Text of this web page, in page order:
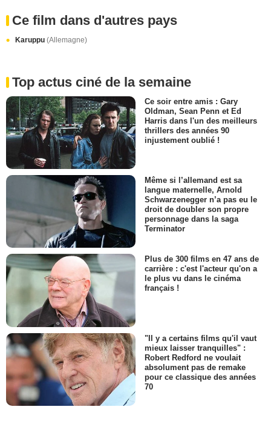
Ce film dans d'autres pays
Karuppu (Allemagne)
Top actus ciné de la semaine
Ce soir entre amis : Gary
Oldman, Sean Penn et Ed
Harris dans l'un des meilleurs
thrillers des années 90
injustement oublié !
Même si l’allemand est sa
langue maternelle, Arnold
Schwarzenegger n’a pas eu le
droit de doubler son propre
personnage dans la saga
Terminator
Plus de 300 films en 47 ans de
carrière : c'est l'acteur qu'on a
le plus vu dans le cinéma
français !
"Il y a certains films qu'il vaut
mieux laisser tranquilles" :
Robert Redford ne voulait
absolument pas de remake
pour ce classique des années
70